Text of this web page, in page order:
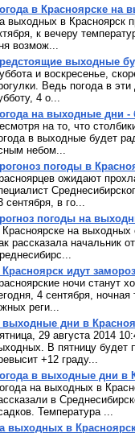
в Красноярске на
выходных в Красноярск
к вечеру
возмож...
выходные
и воскресенье,
Ведь погода в
4 о...
на выходные дни -
на то, что
в выходные будет
небом...
погоды в
ожидают
сентября, в го...
погоды на
Красноярске на выходных
рассказала начальник
Красноярск идут
ночи станут
4 сентября,
реги...
выходные дни в
29 августа 2014
В пятницу будет
+12 граду...
в выходные дни в
на выходных в
в
Температура ...
выходных в